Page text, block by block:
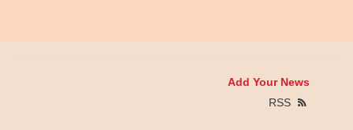
Add Your News